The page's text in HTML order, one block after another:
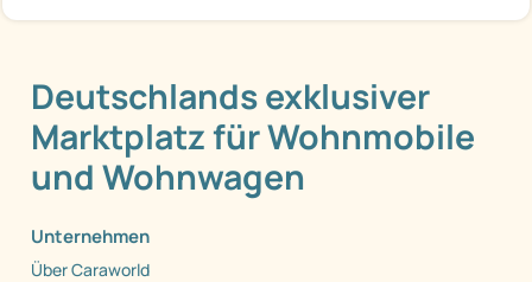
Deutschlands exklusiver
Marktplatz für Wohnmobile
und Wohnwagen
Unternehmen
Über Caraworld